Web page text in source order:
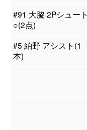
#91 大脇 2Pシュート
○(2点)
#5 絈野 アシスト(1
本)